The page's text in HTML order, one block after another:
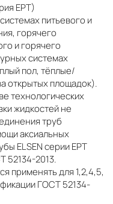
EPT)
питьевого и
горячего
и горячего
системах
пол, тёплые/
открытых площадок).
технологических
жидкостей не
труб
аксиальных
ELSEN серии EPT
52134-2013.
применять для 1,2,4,5,
ГОСТ 52134-